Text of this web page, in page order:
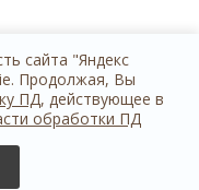
сайта "Яндекс
Продолжая, Вы
ПД, действующее в
обработки ПД